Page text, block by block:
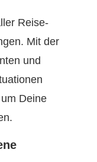
Reise-
Mit der
und
Deine